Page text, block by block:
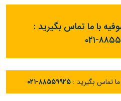
با ما تماس بگیرید :
تماس بگیرید : ۰۲۱-۸۸۵۵۹۹۲۵